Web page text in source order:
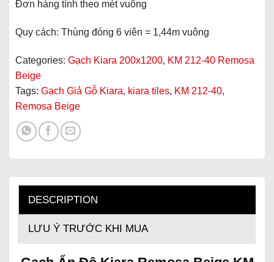
Đơn hàng tính theo mét vuông
Quy cách: Thùng đóng 6 viên = 1,44m vuông
Categories: Gạch Kiara 200x1200, KM 212-40 Remosa
Beige
Tags: Gạch Giả Gỗ Kiara, kiara tiles, KM 212-40,
Remosa Beige
DESCRIPTION
LƯU Ý TRƯỚC KHI MUA